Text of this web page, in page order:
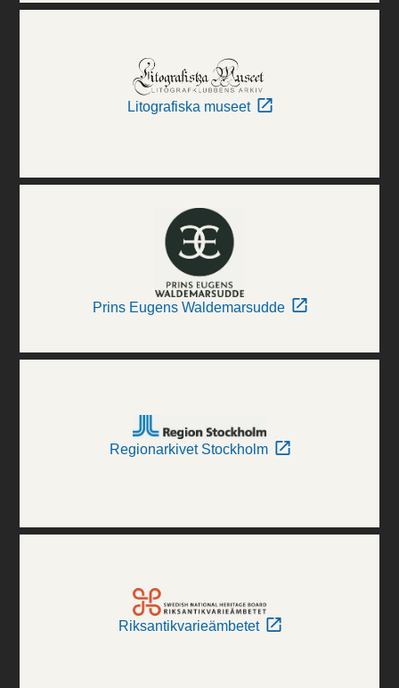
Litografiska museet
Prins Eugens Waldemarsudde
Regionarkivet Stockholm
Riksantikvarieämbetet